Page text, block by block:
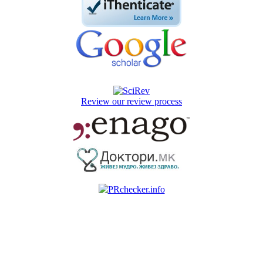
Review our review process